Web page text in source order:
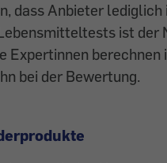
dass Anbieter
ist
Expertinnen
bei der Bewertung.